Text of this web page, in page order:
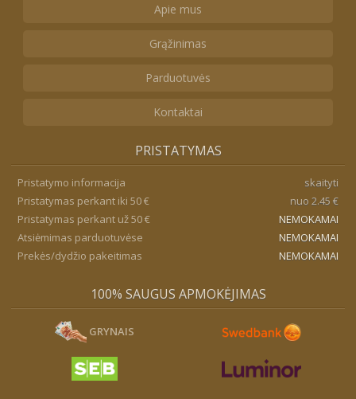
Apie mus
Grąžinimas
Parduotuvės
Kontaktai
PRISTATYMAS
Pristatymo informacija
skaityti
Pristatymas perkant iki 50 €
nuo 2.45 €
Pristatymas perkant už 50 €
NEMOKAMAI
Atsiėmimas parduotuvėse
NEMOKAMAI
Prekės/dydžio pakeitimas
NEMOKAMAI
100% SAUGUS APMOKĖJIMAS
GRYNAIS